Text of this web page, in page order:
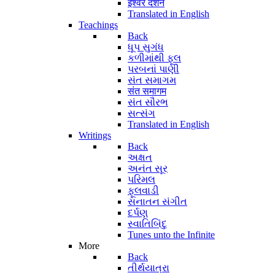
ईश्वर दर्शन
Translated in English
Teachings
Back
ધૂપ સુગંધ
કળીમાંથી ફૂલ
પરબનાં પાણી
સંત સમાગમ
संत समागम
સંત સૌરભ
સત્સંગ
Translated in English
Writings
Back
અક્ષત
અનંત સૂર
પરિમલ
ફૂલવાડી
સનાતન સંગીત
દર્પણ
સ્વાતિબિંદુ
Tunes unto the Infinite
More
Back
તીર્થયાત્રા